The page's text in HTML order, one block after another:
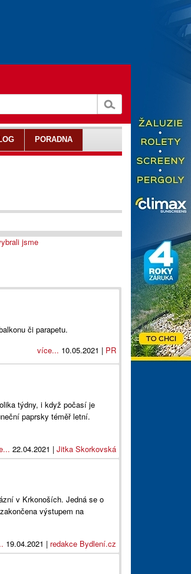
jsme
či parapetu.
více... 10.05.2021 | PR
týdny, i když počasí je
paprsky téměř letní.
22.04.2021 | Jitka Skorkovská
v Krkonoších. Jedná se o
výstupem na
19.04.2021 | redakce Bydlení.cz
PORADNA